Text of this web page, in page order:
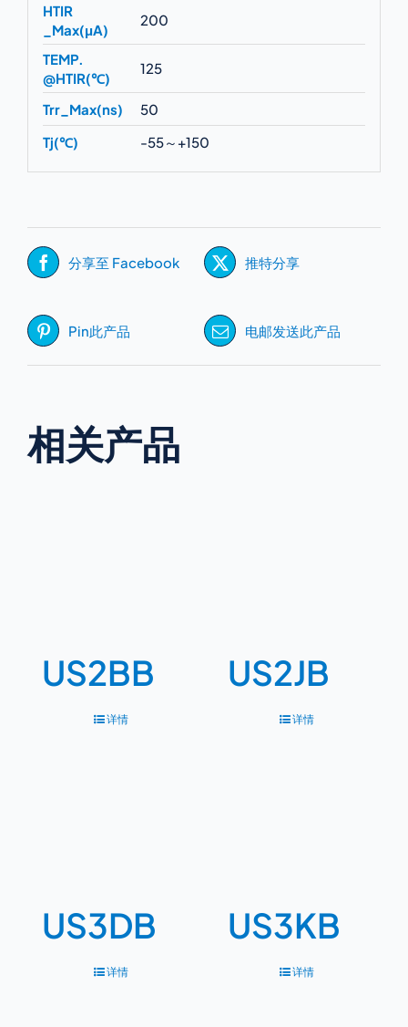
HTIR
_Max(μA)
200
TEMP.
@HTIR(℃)
125
Trr_Max(ns)
50
Tj(℃)
-55～+150
分享至 Facebook 推特分享
Pin此产品 电邮发送此产品
相关产品
US2BB
详情
US2JB
详情
US3DB
详情
US3KB
详情